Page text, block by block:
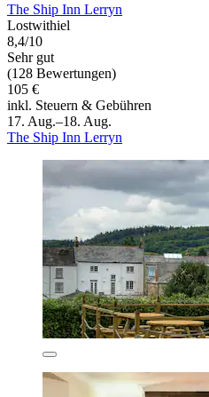
The Ship Inn Lerryn
Lostwithiel
8,4/10
Sehr gut
(128 Bewertungen)
105 €
inkl. Steuern & Gebühren
17. Aug.–18. Aug.
The Ship Inn Lerryn